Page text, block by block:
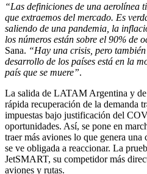
“Las definiciones de una aerolínea
que extraemos del mercado. Es
saliendo de una pandemia, la
los números están sobre el 90% de
Sana. “Hay una crisis, pero
desarrollo de los países está en la
país que se muere”.
La salida de LATAM Argentina y de
rápida recuperación de la demanda
impuestas bajo justificación del
oportunidades. Así, se pone en
traer más aviones lo que genera una
se ve obligada a reaccionar. La
JetSMART, su competidor más
aviones y rutas.